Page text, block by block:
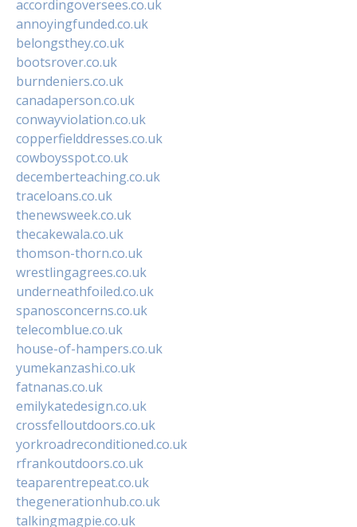
accordingoversees.co.uk
annoyingfunded.co.uk
belongsthey.co.uk
bootsrover.co.uk
burndeniers.co.uk
canadaperson.co.uk
conwayviolation.co.uk
copperfielddresses.co.uk
cowboysspot.co.uk
decemberteaching.co.uk
traceloans.co.uk
thenewsweek.co.uk
thecakewala.co.uk
thomson-thorn.co.uk
wrestlingagrees.co.uk
underneathfoiled.co.uk
spanosconcerns.co.uk
telecomblue.co.uk
house-of-hampers.co.uk
yumekanzashi.co.uk
fatnanas.co.uk
emilykatedesign.co.uk
crossfelloutdoors.co.uk
yorkroadreconditioned.co.uk
rfrankoutdoors.co.uk
teaparentrepeat.co.uk
thegenerationhub.co.uk
talkingmagpie.co.uk